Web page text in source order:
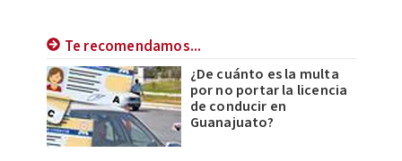
Te recomendamos...
¿De cuánto es la multa
por no portar la licencia
de conducir en
Guanajuato?